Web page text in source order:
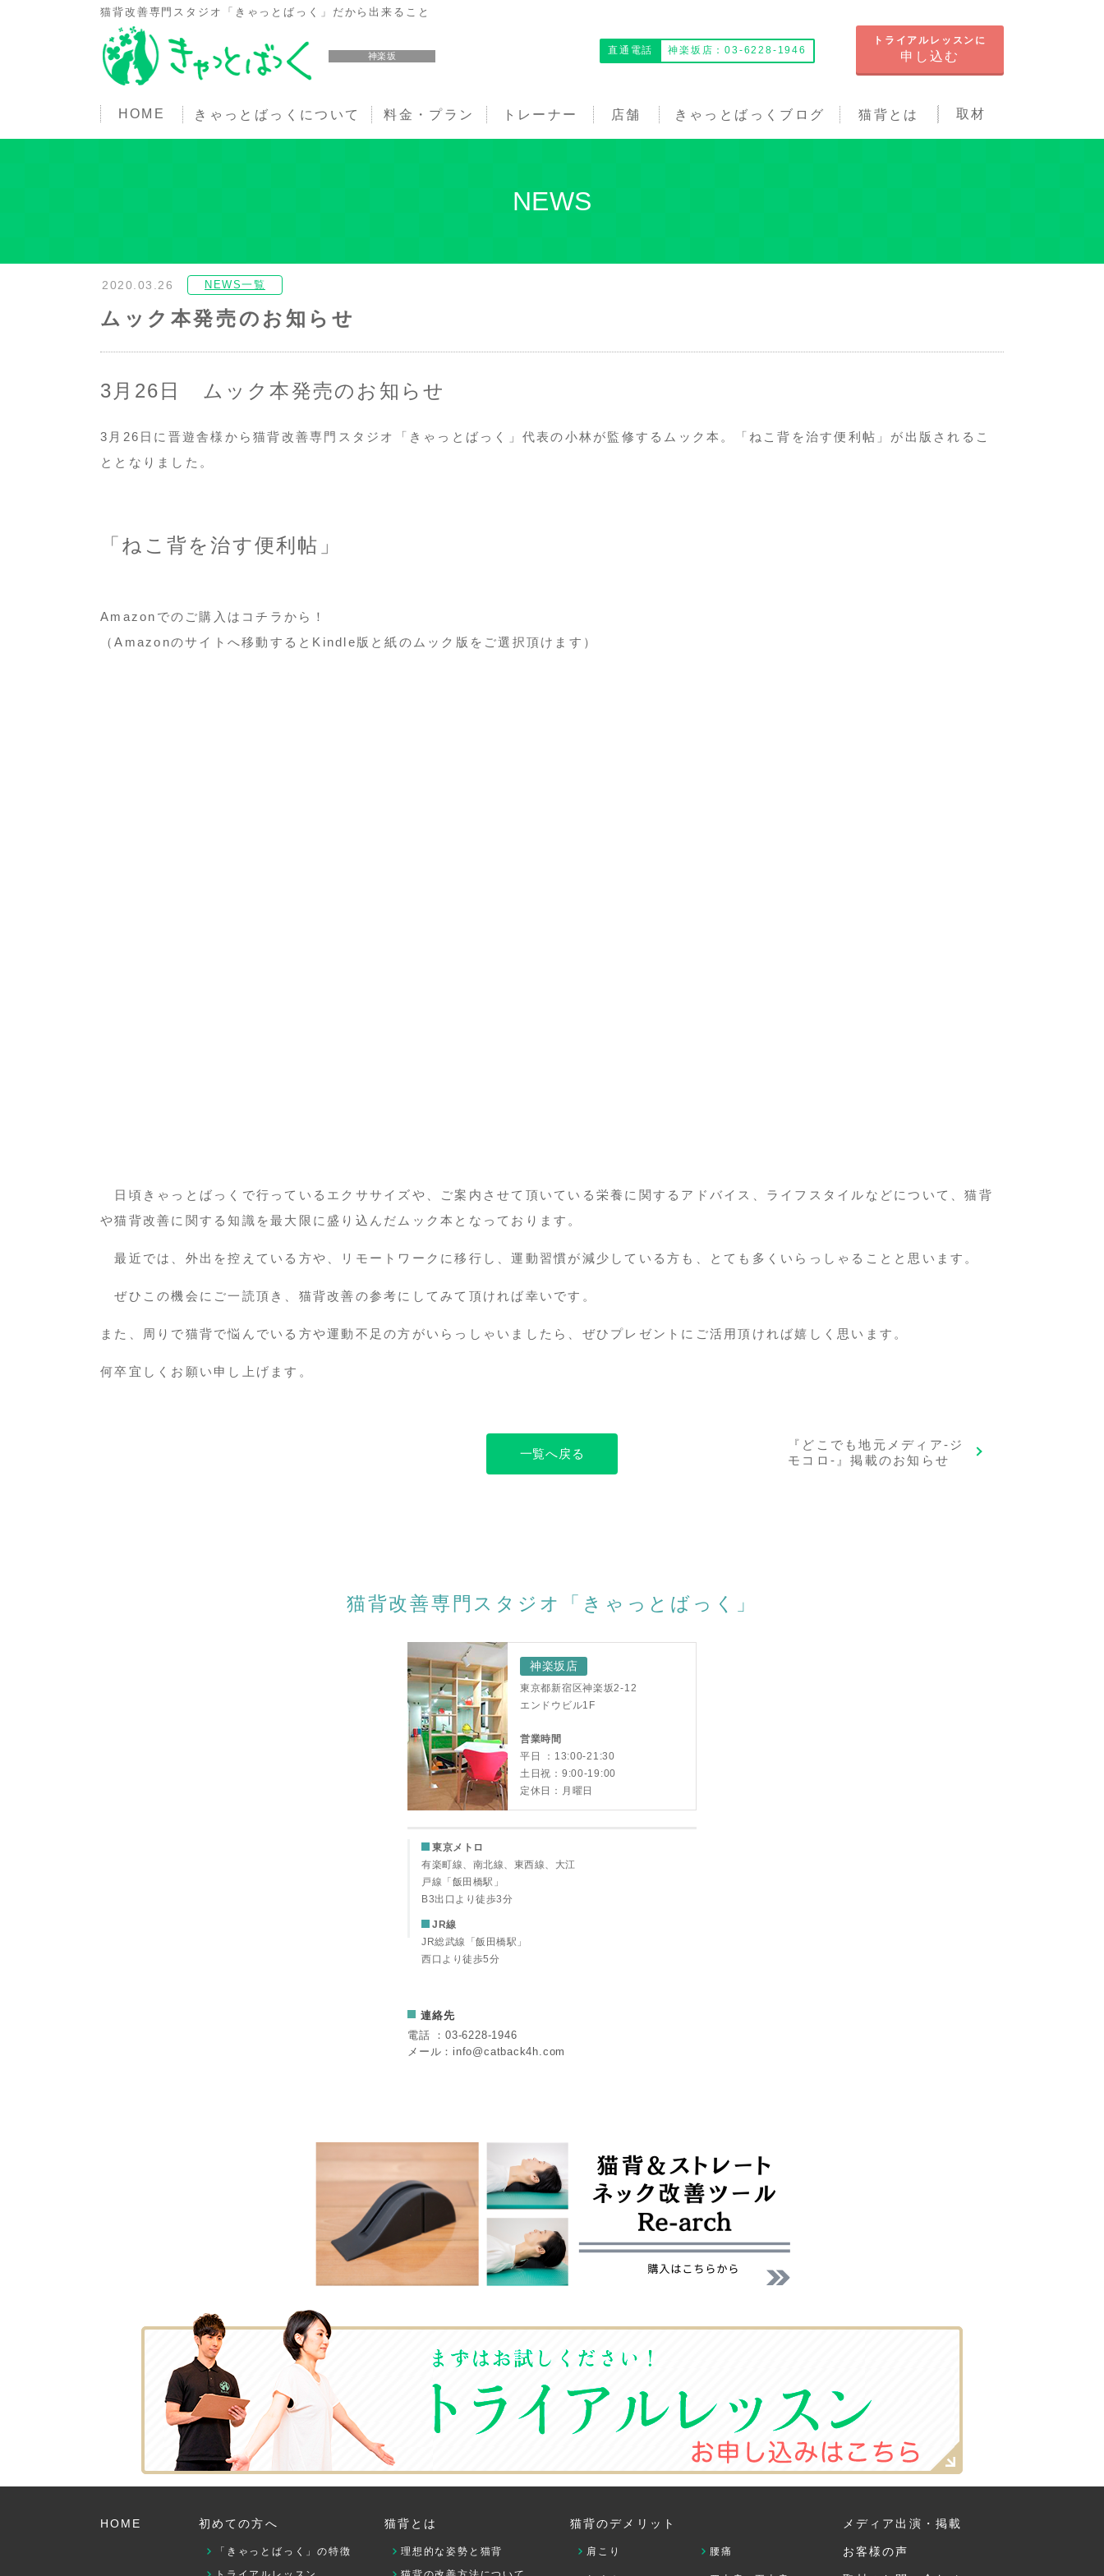
神楽坂
猫背改善専門スタジオ「きゃっとばっく」だから出来ること
直通電話 神楽坂店：03-6228-1946
トライアルレッスンに
申し込む
HOME きゃっとばっくについて 料金・プラン トレーナー 店舗 きゃっとばっくブログ 猫背とは 取材
NEWS
2020.03.26 NEWS一覧
ムック本発売のお知らせ
3 月 26 日 ムック本発売のお知らせ
3 月 26 日に晋遊舎様から猫背改善専門スタジオ「きゃっとばっく」代表の小林が監修するムック本。「ねこ背を治す便利帖」が出版されるこ
ととなりました。
「ねこ背を治す便利帖」
Amazonでのご購入はコチラから！
（Amazonのサイトへ移動するとKindle版と紙のムック版をご選択頂けます）
日頃きゃっとばっくで行っているエクササイズや、ご案内させて頂いている栄養に関するアドバイス、ライフスタイルなどについて、猫背
や猫背改善に関する知識を最大限に盛り込んだムック本となっております。
最近では、外出を控えている方や、リモートワークに移行し、運動習慣が減少している方も、とても多くいらっしゃることと思います。
ぜひこの機会にご一読頂き、猫背改善の参考にしてみて頂ければ幸いです。
また、周りで猫背で悩んでいる方や運動不足の方がいらっしゃいましたら、ぜひプレゼントにご活用頂ければ嬉しく思います。
何卒宜しくお願い申し上げます。
一覧へ戻る
『どこでも地元メディア-ジ
モコロ-』掲載のお知らせ
猫背改善専門スタジオ「きゃっとばっく」
神楽坂店
東京都新宿区神楽坂2-12
エンドウビル1F
営業時間
平日 ：13:00-21:30
土日祝：9:00-19:00
定休日：月曜日
東京メトロ
有楽町線、南北線、東西線、大江
戸線「飯田橋駅」
B3出口より徒歩3分
JR線
JR総武線「飯田橋駅」
西口より徒歩5分
連絡先
電話 ：03-6228-1946
メール： info@catback4h.com
HOME 初めての方へ
「きゃっとばっく」の特徴
猫背とは
理想的な姿勢と猫背
猫背のデメリット
肩こり 腰痛
メディア出演・掲載
お客様の声